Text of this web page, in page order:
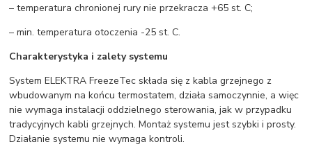
– temperatura chronionej rury nie przekracza +65 st. C;
– min. temperatura otoczenia -25 st. C.
Charakterystyka i zalety systemu
System ELEKTRA FreezeTec składa się z kabla grzejnego z
wbudowanym na końcu termostatem, działa samoczynnie, a więc
nie wymaga instalacji oddzielnego sterowania, jak w przypadku
tradycyjnych kabli grzejnych. Montaż systemu jest szybki i prosty.
Działanie systemu nie wymaga kontroli.